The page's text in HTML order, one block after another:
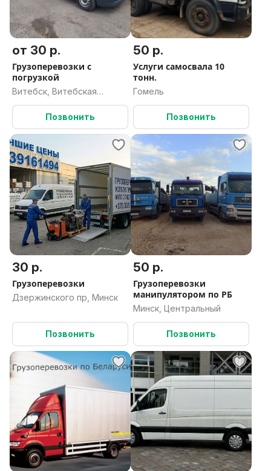
от 30 р.
Грузоперевозки с
погрузкой
Витебск, Витебская
область
Позвонить
50 р.
Услуги самосвала 10
тонн.
Гомель
Позвонить
30 р.
Грузоперевозки
Дзержинского пр, Минск
Позвонить
50 р.
Грузоперевозки
манипулятором по РБ
Минск, Центральный
Позвонить